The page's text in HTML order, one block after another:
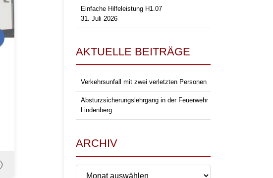
Einfache Hilfeleistung H1.07
31. Juli 2026
AKTUELLE BEITRÄGE
Verkehrsunfall mit zwei verletzten Personen
Absturzsicherungslehrgang in der Feuerwehr
Lindenberg
ARCHIV